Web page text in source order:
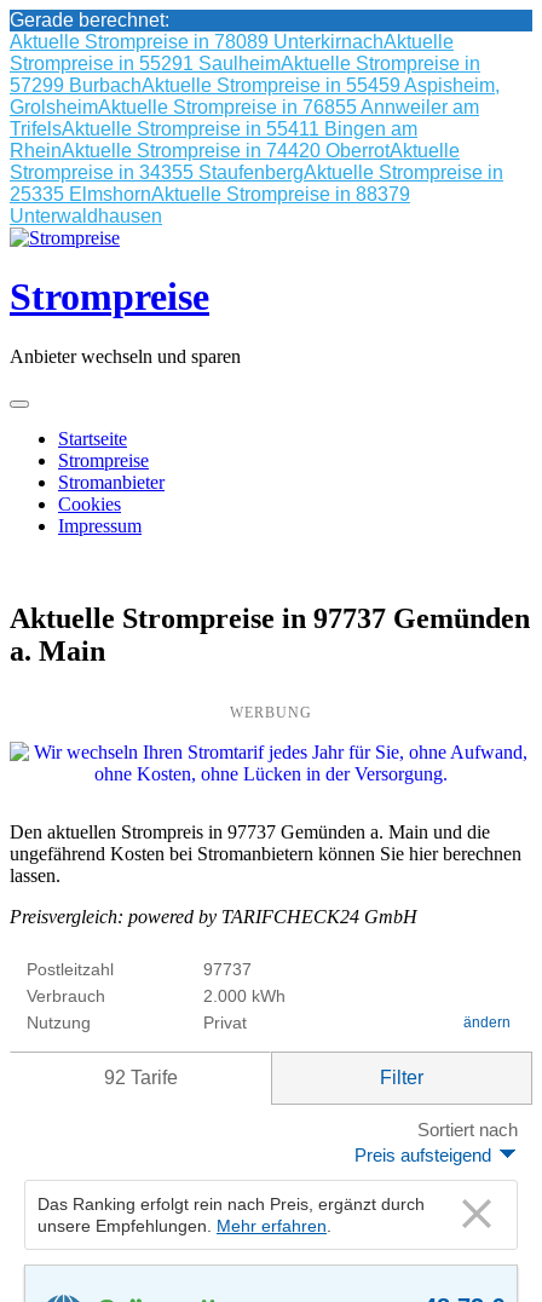
Gerade berechnet:
Aktuelle Strompreise in 78089 UnterkirnachAktuelle
Strompreise in 55291 SaulheimAktuelle Strompreise in
57299 BurbachAktuelle Strompreise in 55459 Aspisheim,
GrolsheimAktuelle Strompreise in 76855 Annweiler am
TrifelsAktuelle Strompreise in 55411 Bingen am
RheinAktuelle Strompreise in 74420 OberrotAktuelle
Strompreise in 34355 StaufenbergAktuelle Strompreise in
25335 ElmshornAktuelle Strompreise in 88379
Unterwaldhausen
Skip
content
Strompreise
Anbieter wechseln und sparen
Startseite
Strompreise
Stromanbieter
Cookies
Impressum
Aktuelle Strompreise in 97737 Gemünden
a. Main
WERBUNG
Den aktuellen Strompreis in 97737 Gemünden a. Main und die
ungefährend Kosten bei Stromanbietern können Sie hier berechnen
lassen.
Preisvergleich: powered by TARIFCHECK24 GmbH